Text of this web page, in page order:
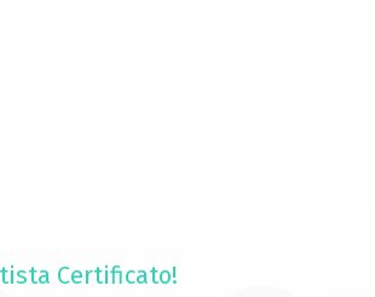
Certificato!